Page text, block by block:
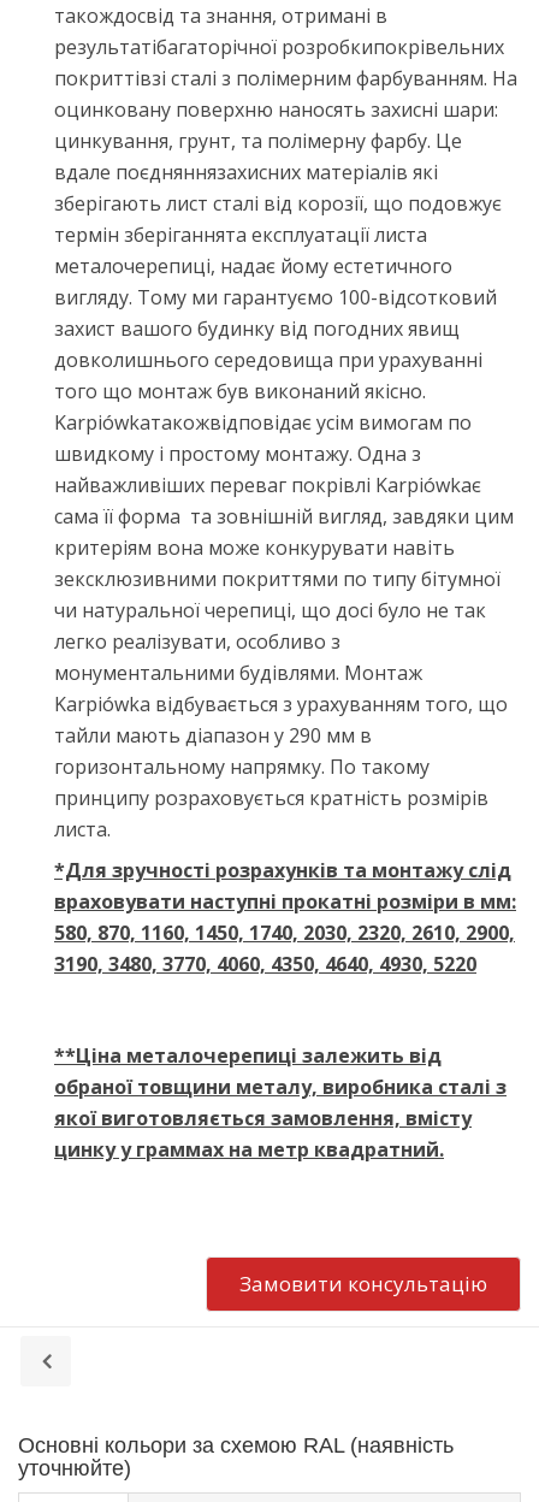
такождосвід та знання, отримані в
результатібагаторічної розробкипокрівельних
покриттівзі сталі з полімерним фарбуванням. На
оцинковану поверхню наносять захисні шари:
цинкування, грунт, та полімерну фарбу. Це
вдале поєдняннязахисних матеріалів які
зберігають лист сталі від корозії, що подовжує
термін зберіганнята експлуатації листа
металочерепиці, надає йому естетичного
вигляду. Тому ми гарантуємо 100-відсотковий
захист вашого будинку від погодних явищ
довколишнього середовища при урахуванні
того що монтаж був виконаний якісно.
Karpiówkaтакожвідповідає усім вимогам по
швидкому і простому монтажу. Одна з
найважливіших переваг покрівлі Karpiówkaє
сама її форма та зовнішній вигляд, завдяки цим
критеріям вона може конкурувати навіть
зексклюзивними покриттями по типу бітумної
чи натуральної черепиці, що досі було не так
легко реалізувати, особливо з
монументальними будівлями. Монтаж
Karpiówka відбувається з урахуванням того, що
тайли мають діапазон у 290 мм в
горизонтальному напрямку. По такому
принципу розраховується кратність розмірів
листа.
*Для зручності розрахунків та монтажу слід
враховувати наступні прокатні розміри в мм:
580, 870, 1160, 1450, 1740, 2030, 2320, 2610, 2900,
3190, 3480, 3770, 4060, 4350, 4640, 4930, 5220
**Ціна металочерепиці залежить від
обраної товщини металу, виробника сталі з
якої виготовляється замовлення, вмісту
цинку у граммах на метр квадратний.
Замовити консультацію
Основні кольори за схемою RAL (наявність
уточнюйте)